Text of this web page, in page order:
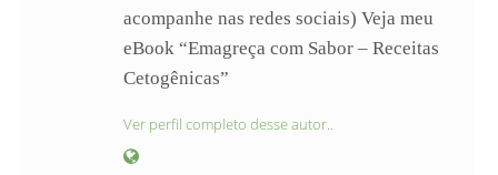
acompanhe nas redes sociais) Veja meu
eBook “Emagreça com Sabor – Receitas
Cetogênicas”
Ver perfil completo desse autor..